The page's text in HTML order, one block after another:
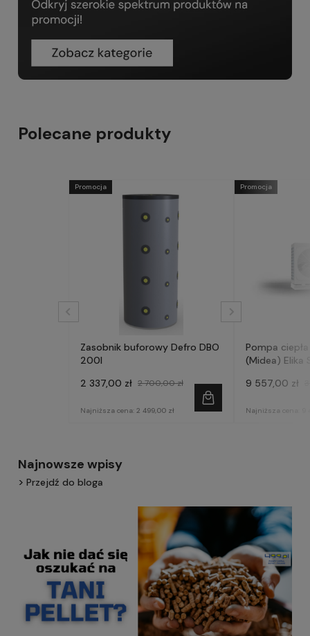
Polecane produkty
Zasobnik buforowy Defro DBO
200l
2 337,00 zł 2 700,00 zł
Najniższa cena: 2 499,00 zł
Promocja
Pompa
(Midea) Elika
9 557,00 zł
Najniższa cena:
Promocja
Najnowsze wpisy
Przejdź do bloga